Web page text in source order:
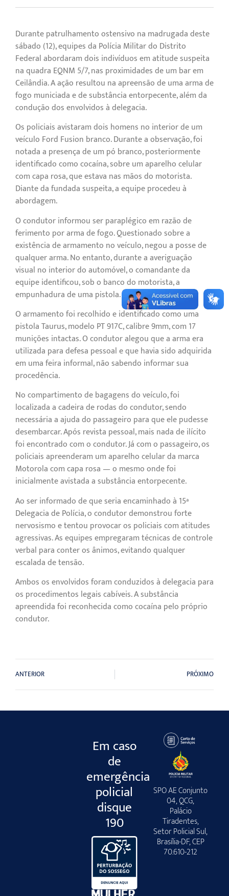
Durante patrulhamento ostensivo na madrugada deste
sábado (12), equipes da Polícia Militar do Distrito
Federal abordaram dois indivíduos em atitude suspeita
na quadra EQNM 5/7, nas proximidades de um bar em
Ceilândia. A ação resultou na apreensão de uma arma de
fogo municiada e de substância entorpecente, além da
condução dos envolvidos à delegacia.
Os policiais avistaram dois homens no interior de um
veículo Ford Fusion branco. Durante a observação, foi
notada a presença de um pó branco, posteriormente
identificado como cocaína, sobre um aparelho celular
com capa rosa, que estava nas mãos do motorista.
Diante da fundada suspeita, a equipe procedeu à
abordagem.
O condutor informou ser paraplégico em razão de
ferimento por arma de fogo. Questionado sobre a
existência de armamento no veículo, negou a posse de
qualquer arma. No entanto, durante a averiguação
visual no interior do automóvel, o comandante da
equipe identificou, sob o banco do motorista, a
empunhadura de uma pistola.
O armamento foi recolhido e identificado como uma
pistola Taurus, modelo PT 917C, calibre 9mm, com 17
munições intactas. O condutor alegou que a arma era
utilizada para defesa pessoal e que havia sido adquirida
em uma feira informal, não sabendo informar sua
procedência.
No compartimento de bagagens do veículo, foi
localizada a cadeira de rodas do condutor, sendo
necessária a ajuda do passageiro para que ele pudesse
desembarcar. Após revista pessoal, mais nada de ilícito
foi encontrado com o condutor. Já com o passageiro, os
policiais apreenderam um aparelho celular da marca
Motorola com capa rosa — o mesmo onde foi
inicialmente avistada a substância entorpecente.
Ao ser informado de que seria encaminhado à 15ª
Delegacia de Polícia, o condutor demonstrou forte
nervosismo e tentou provocar os policiais com atitudes
agressivas. As equipes empregaram técnicas de controle
verbal para conter os ânimos, evitando qualquer
escalada de tensão.
Ambos os envolvidos foram conduzidos à delegacia para
os procedimentos legais cabíveis. A substância
apreendida foi reconhecida como cocaína pelo próprio
condutor.
ANTERIOR PRÓXIMO
Em caso
de
emergência
policial
disque
190
SPO AE Conjunto
04, QCG,
Palácio
Tiradentes,
Setor Policial Sul,
Brasília-DF, CEP
70.610-212